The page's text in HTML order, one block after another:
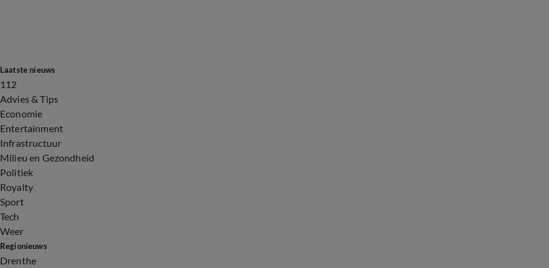
Laatste nieuws
112
Advies & Tips
Economie
Entertainment
Infrastructuur
Milieu en Gezondheid
Politiek
Royalty
Sport
Tech
Weer
Regionieuws
Drenthe